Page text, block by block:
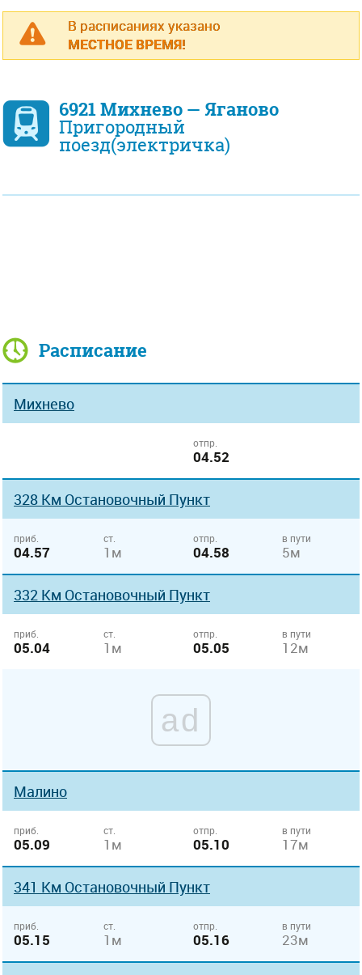
В расписаниях указано
МЕСТНОЕ ВРЕМЯ!
6921 Михнево — Яганово
Пригородный
поезд(электричка)
Расписание
Михнево
отпр.
04.52
328 Км Остановочный Пункт
приб.
04.57
ст.
1м
отпр.
04.58
в пути
5м
332 Км Остановочный Пункт
приб.
05.04
ст.
1м
отпр.
05.05
в пути
12м
ad
Малино
приб.
05.09
ст.
1м
отпр.
05.10
в пути
17м
341 Км Остановочный Пункт
приб.
05.15
ст.
1м
отпр.
05.16
в пути
23м